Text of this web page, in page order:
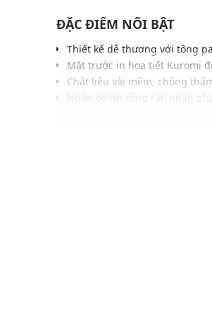
ĐẶC ĐIỂM NỔI BẬT
Thiết kế dễ thương với tông
Mặt trước in họa tiết Kuromi
Chất liệu vải mềm, chống